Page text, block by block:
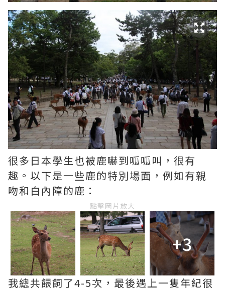
很多日本學生也被鹿嚇到呱呱叫，很有
趣。以下是一些鹿的特別場面，例如有親
吻和白內障的鹿：
點擊圖片放大
+3
我總共餵飼了4-5次，最後遇上一隻年紀很